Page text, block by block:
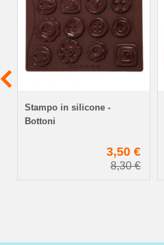
Stampo in silicone -
Bottoni
3,50 €
8,30 €